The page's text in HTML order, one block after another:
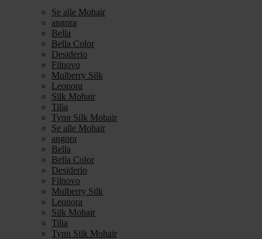
Se alle Mohair
angora
Bella
Bella Color
Desiderio
Filnovo
Mulberry Silk
Leonora
Silk Mohair
Tilia
Tynn Silk Mohair
Se alle Mohair
angora
Bella
Bella Color
Desiderio
Filnovo
Mulberry Silk
Leonora
Silk Mohair
Tilia
Tynn Silk Mohair